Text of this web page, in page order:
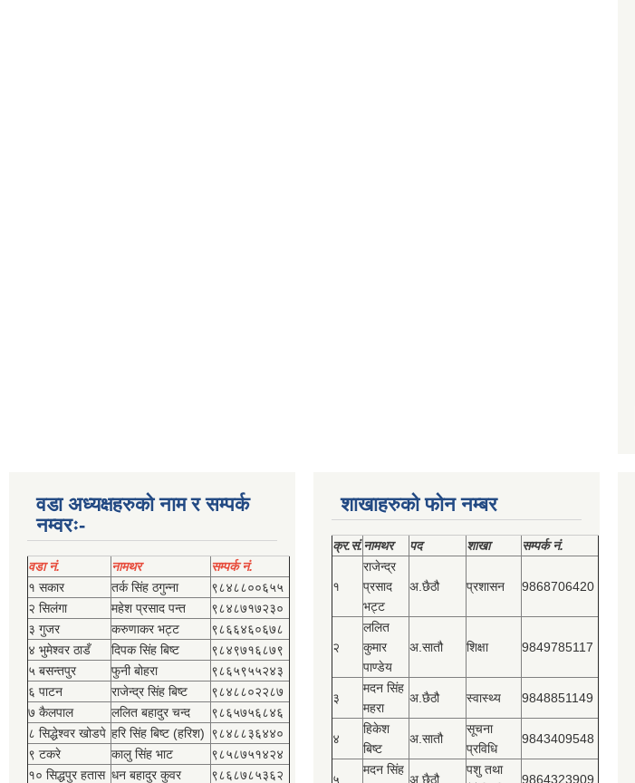
वडा अध्यक्षहरुको नाम र सम्पर्क
नम्वरः-
वडा नं. नामथर
सम्पर्क नं.
१ सकार
तर्क सिंह ठगुन्‍ना
९८४८८००६५५
२ सिलंगा
महेश प्रसाद पन्त
९८४८७१७२३०
३ गुजर
करुणाकर भट्ट
९८६६४६०६७८
४ भुमेश्‍वर ठाडँ
दिपक सिंह बिष्‍ट
९८४९७१६८७९
५ बसन्तपुर
फुनी बोहरा
९८६५९५५२४३
६ पाटन
राजेन्द्र सिंह बिष्‍ट
९८४८८०२२८७
७ कैलपाल
ललित बहादुर चन्द
९८६५७५६८४६
८ सिद्धेश्‍वर खोडपे हरि सिंह बिष्‍ट (हरिश) ९८४८८३६४४०
९ टकरे
कालु सिंह भाट
९८५८७५१४२४
१० सिद्धपुर हतास धन बहादुर कुवर ९८६८७८५३६२
शाखाहरुको फोन नम्बर
क्र.सं.नामथर पद शाखा सम्‍पर्क नं.
१
राजेन्द्र
प्रसाद
भट्ट
अ.छैठौ प्रशासन 9868706420
२
ललित
कुमार
पाण्डेय
अ.सातौ शिक्षा 9849785117
३
मदन सिंह
महरा
अ.छैठौ स्वास्थ्य 9848851149
४
हिकेश
बिष्‍ट
अ.सातौ
सूचना
प्रविधि
9843409548
५
मदन सिंह
अ.छैठौ
पशु तथा
9864323909